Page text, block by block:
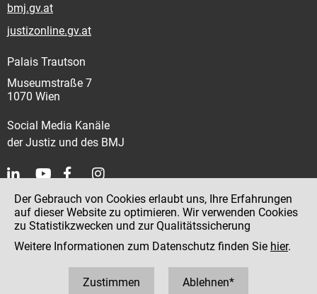
bmj.gv.at
justizonline.gv.at
Palais Trautson
Museumstraße 7
1070 Wien
Social Media Kanäle
der Justiz und des BMJ
Kontakt
Impressum
Datenschutz
Der Gebrauch von Cookies erlaubt uns, Ihre Erfahrungen
auf dieser Website zu optimieren. Wir verwenden Cookies
zu Statistikzwecken und zur Qualitätssicherung
Weitere Informationen zum Datenschutz finden Sie hier.
Zustimmen Ablehnen*